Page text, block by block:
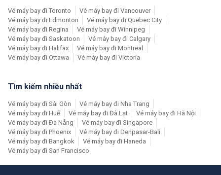
Vé máy bay đi Toronto
Vé máy bay đi Vancouver
Vé máy bay đi Edmonton
Vé máy bay đi Quebec City
Vé máy bay đi Regina
Vé máy bay đi Winnipeg
Vé máy bay đi Saskatoon
Vé máy bay đi Calgary
Vé máy bay đi Halifax
Vé máy bay đi Montreal
Vé máy bay đi Ottawa
Vé máy bay đi Victoria
Tìm kiếm nhiều nhất
Vé máy bay đi Sài Gòn
Vé máy bay đi Nha Trang
Vé máy bay đi Huế
Vé máy bay đi Đà Lạt
Vé máy bay đi Hà Nội
Vé máy bay đi Đà Nẵng
Vé máy bay đi Singapore
Vé máy bay đi Phoenix
Vé máy bay đi Denpasar-Bali
Vé máy bay đi Bangkok
Vé máy bay đi Haneda
Vé máy bay đi San Francisco